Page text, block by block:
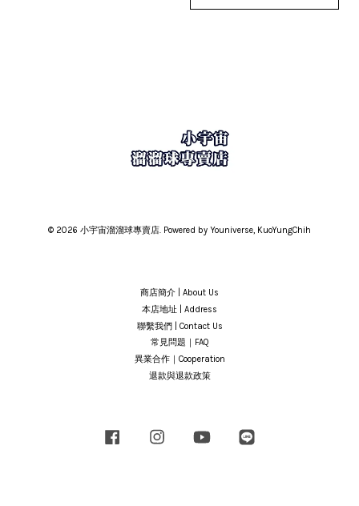
© 2026 小宇宙溜溜球專賣店. Powered by Youniverse, KuoYungChih
商店簡介 | About Us
本店地址 | Address
聯繫我們 | Contact Us
常見問題｜FAQ
異業合作｜Cooperation
退款與退款政策
Facebook Instagram YouTube